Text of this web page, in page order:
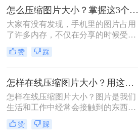
足特定的传输要求。下面小编给大家
分享3个怎么压缩图片的好方法，尽
可能地保证压缩图片时它的图像质量
也不受损失。
怎么压缩图片大小？掌握这3个压缩方法，轻松实现无损压缩的效果！
大家有没有发现，手机里的图片占用
了许多内存，不仅在分享的时候受限
制，下载图片的朋友也需要加载很
久。所以今天想和大家分享3个怎么
片的大小！
赞 踩
怎样在线压缩图片大小？用这个工具就能一键无损压缩图片！
怎样在线压缩图片大小？图片是我们
生活和工作中经常会接触到的东西，
当我们需要用到图片却因为图片太大
而受到限制，像是一些平台，图片大
赞 踩